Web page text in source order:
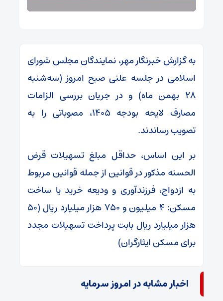
به گزارش خبرنگار مهر، نمایندگان مجلس شورای
اسلامی در جلسه علنی صبح امروز (سه‌شنبه
۲۸ بهمن ماه) و در جریان بررسی الزامات
مصارف لایحه بودجه ۱۴۰۵، مصوباتی را به
تصویب رساندند.
بر این اساس، حداقل مبلغ تسهیلات قرض
الحسنه مذکور در قوانین از جمله قوانین مربوط
به ازدواج، فرزندآوری و ودیعه خرید یا ساخت
مسکن: ۴ میلیون و ۷۵۰ هزار میلیارد ریال (۵۰
هزار میلیارد ریال بابت پرداخت تسهیلات مجدد
برای مسکن ایثارگران)
اخبار مشابه در امروز سرمایه